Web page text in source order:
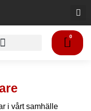
0
i vårt samhälle